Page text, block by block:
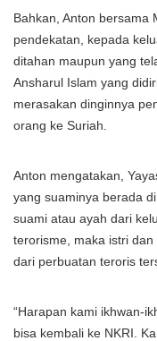
Bahkan, Anton bersama
pendekatan, kepada
ditahan maupun yang
Ansharul Islam yang
merasakan dinginnya
orang ke Suriah.
Anton mengatakan,
yang suaminya berada
suami atau ayah dari
terorisme, maka istri
dari perbuatan teroris
“Harapan kami ikhwan-
bisa kembali ke NKRI.